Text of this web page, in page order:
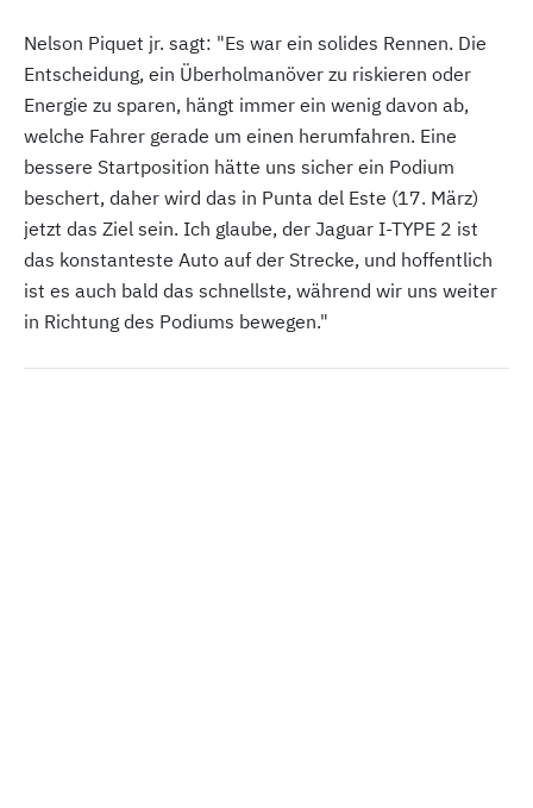
Nelson Piquet jr. sagt: "Es war ein solides Rennen. Die
Entscheidung, ein Überholmanöver zu riskieren oder
Energie zu sparen, hängt immer ein wenig davon ab,
welche Fahrer gerade um einen herumfahren. Eine
bessere Startposition hätte uns sicher ein Podium
beschert, daher wird das in Punta del Este (17. März)
jetzt das Ziel sein. Ich glaube, der Jaguar I-TYPE 2 ist
das konstanteste Auto auf der Strecke, und hoffentlich
ist es auch bald das schnellste, während wir uns weiter
in Richtung des Podiums bewegen."